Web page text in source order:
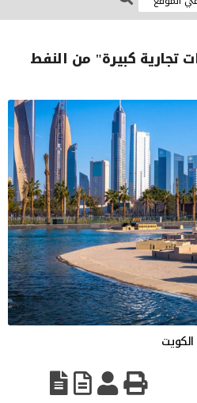
تجارية كبيرة" من النفط
الكويت